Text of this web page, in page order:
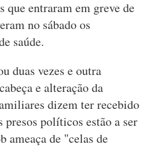
que entraram em greve de
no sábado os
saúde.
duas vezes e outra
e alteração da
dizem ter recebido
presos políticos estão a ser
ameaça de "celas de